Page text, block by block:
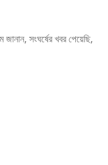
সংঘর্ষের খবর পেয়েছি,